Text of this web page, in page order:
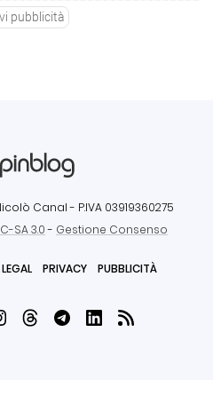
pubblicità
Canal - P.IVA 03919360275
SA 3.0- Gestione Consenso
LEGAL PRIVACY PUBBLICITÀ